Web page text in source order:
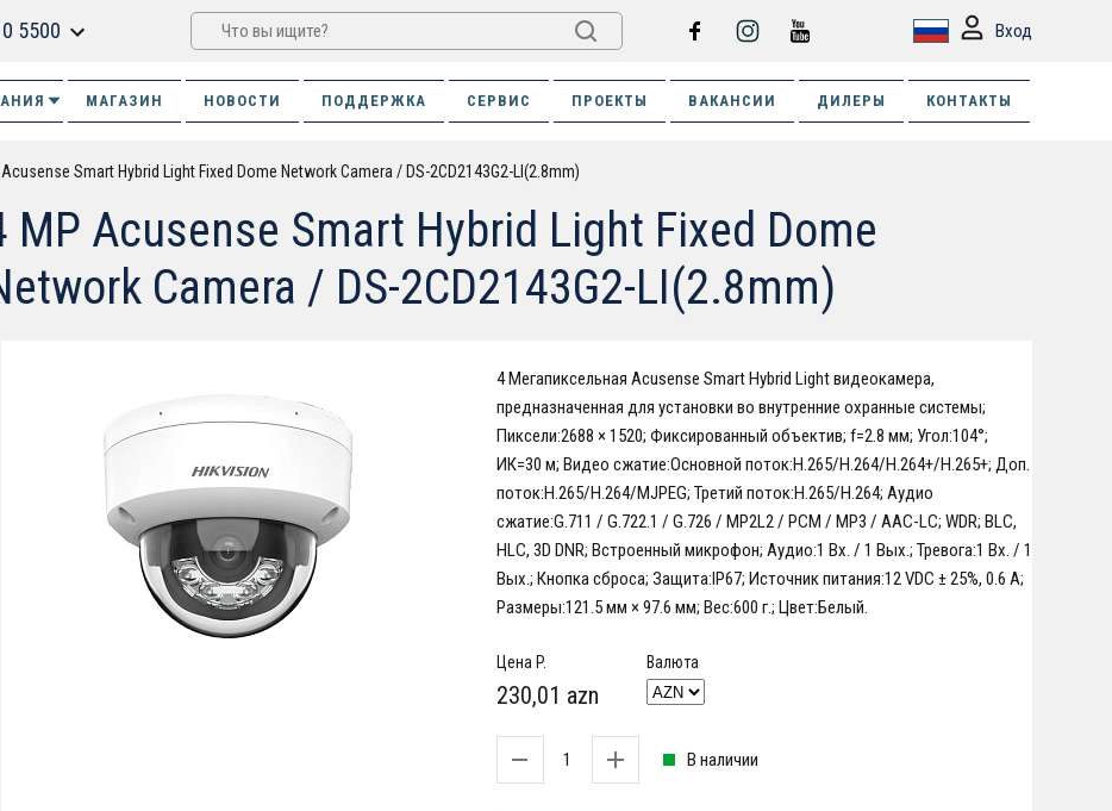
5500 Вход
МАГАЗИН НОВОСТИ ПОДДЕРЖКА СЕРВИС ПРОЕКТЫ ВАКАНСИИ ДИЛЕРЫ КОНТАКТЫ
Smart Hybrid Light Fixed Dome Network Camera / DS-2CD2143G2-LI(2.8mm)
MP Acusense Smart Hybrid Light Fixed Dome
Camera / DS-2CD2143G2-LI(2.8mm)
Цена P.
230,01 azn
Валюта
В наличии
4 Мегапиксельная Acusense Smart Hybrid Light видеокамера,
предназначенная для установки во внутренние охранные системы;
Пиксели:2688 × 1520; Фиксированный объектив; f=2.8 мм; Угол:104°;
ИК=30 м; Видео сжатие:Основной поток:H.265/H.264/H.264+/H.265+; Доп.
поток:H.265/H.264/MJPEG; Третий поток:H.265/H.264; Аудио
сжатие:G.711 / G.722.1 / G.726 / MP2L2 / PCM / MP3 / AAC-LC; WDR; BLC,
HLC, 3D DNR; Встроенный микрофон; Аудио:1 Вх. / 1 Вых.; Тревога:1 Вх. / 1
Вых.; Кнопка сброса; Защита:IP67; Источник питания:12 VDC ± 25%, 0.6 A;
Размеры:121.5 мм × 97.6 мм; Вес:600 г.; Цвет:Белый.